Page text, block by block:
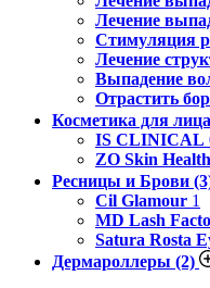
Лечение
Стимуляция
Лечение
Выпадение
Отрастить
Косметика для лица
IS CLINICAL
ZO Skin
Ресницы и Брови
Cil Glamour 1
MD Lash
Satura Rosta
Дермароллеры (2)